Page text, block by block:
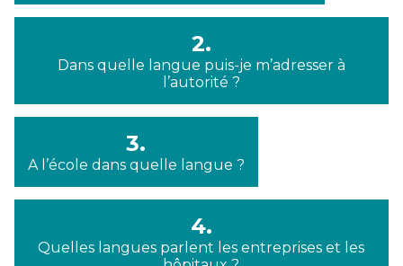
2.
Dans quelle langue puis-je m’adresser à
l’autorité ?
3.
A l’école dans quelle langue ?
4.
Quelles langues parlent les entreprises et les